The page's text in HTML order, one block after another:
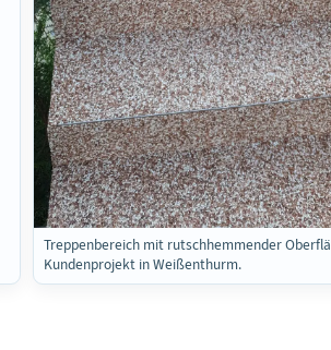
Treppenbereich mit rutschhemmender
Kundenprojekt in Weißenthurm.